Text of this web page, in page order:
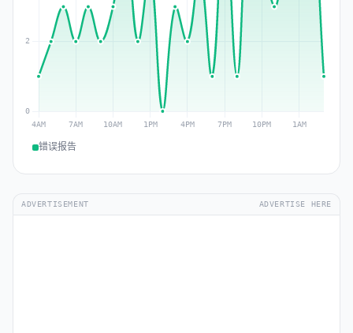
错误报告
ADVERTISEMENT ADVERTISE HERE